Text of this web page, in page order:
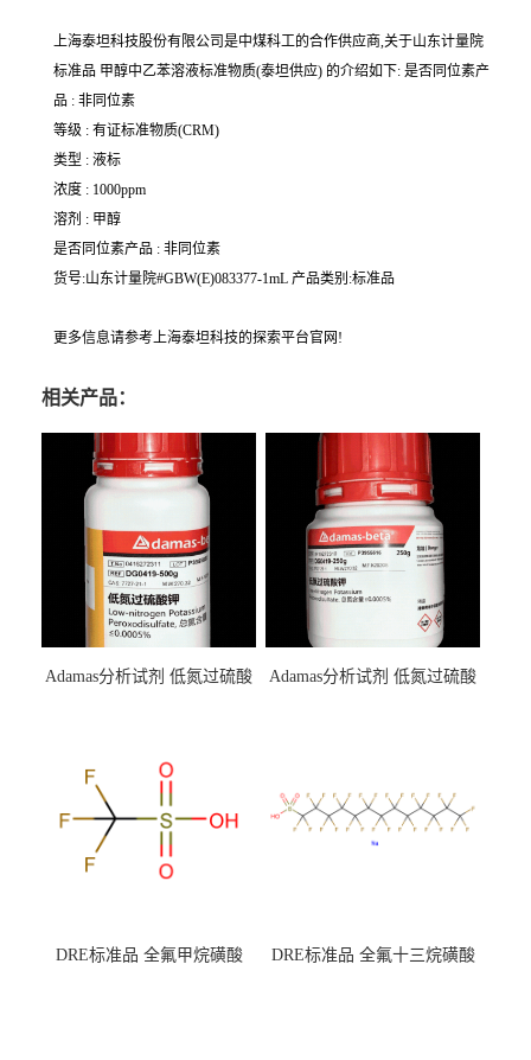
上海泰坦科技股份有限公司是中煤科工的合作供应商,关于山东计量院
标准品 甲醇中乙苯溶液标准物质(泰坦供应) 的介绍如下: 是否同位素产
品 : 非同位素
等级 : 有证标准物质(CRM)
类型 : 液标
浓度 : 1000ppm
溶剂 : 甲醇
是否同位素产品 : 非同位素
货号:山东计量院#GBW(E)083377-1mL 产品类别:标准品
更多信息请参考上海泰坦科技的探索平台官网!
相关产品：
Adamas分析试剂 低氮过硫酸
（泰坦现货供应）
Adamas分析试剂 低氮过硫酸
DRE标准品 全氟甲烷磺酸
DRE标准品 全氟十三烷磺酸